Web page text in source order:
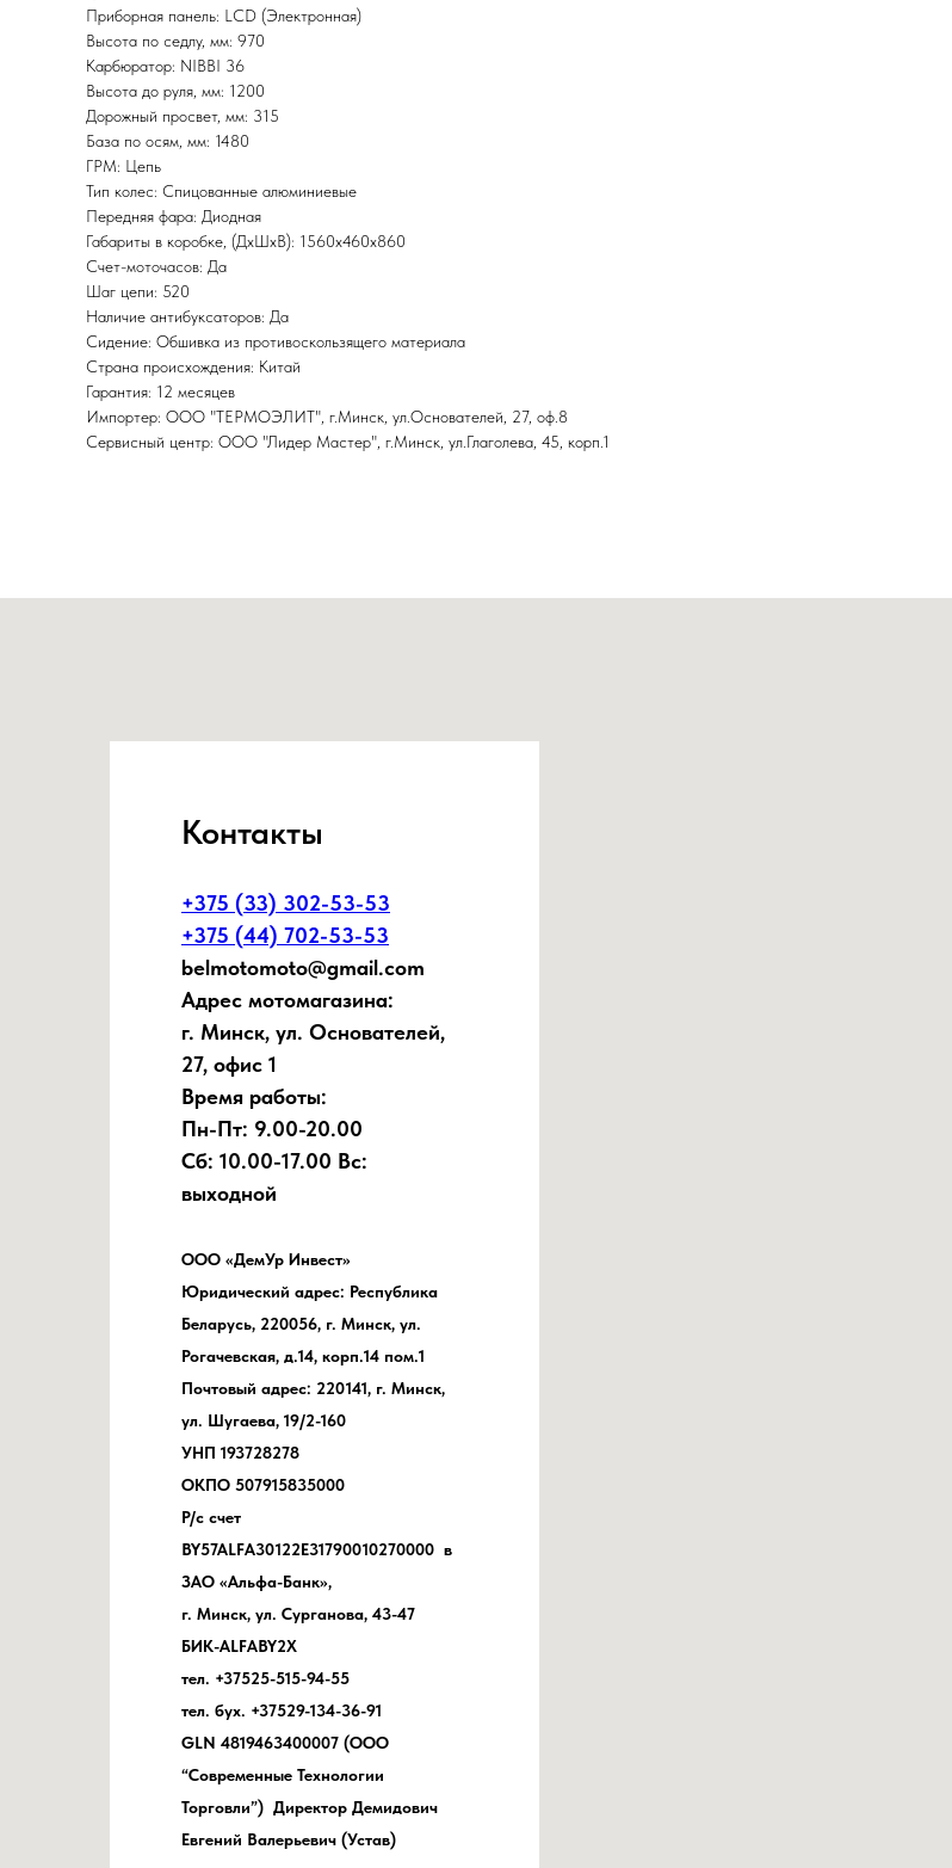
Приборная панель: LCD (Электронная)
Высота по седлу, мм: 970
Карбюратор: NIBBI 36
Высота до руля, мм: 1200
Дорожный просвет, мм: 315
База по осям, мм: 1480
ГРМ: Цепь
Тип колес: Спицованные алюминиевые
Передняя фара: Диодная
Габариты в коробке, (ДхШхВ): 1560x460x860
Счет-моточасов: Да
Шаг цепи: 520
Наличие антибуксаторов: Да
Сидение: Обшивка из противоскользящего материала
Страна происхождения: Китай
Гарантия: 12 месяцев
Импортер: ООО "ТЕРМОЭЛИТ", г.Минск, ул.Основателей, 27, оф.8
Сервисный центр: ООО "Лидер Мастер", г.Минск, ул.Глаголева, 45, корп.1
Контакты
+375 (33) 302-53-53
+375 (44) 702-53-53
belmotomoto@gmail.com
Адрес мотомагазина:
г. Минск, ул. Основателей,
27, офис 1
Время работы:
Пн-Пт: 9.00-20.00
Сб: 10.00-17.00 Вс:
выходной
ООО «ДемУр Инвест»
Юридический адрес: Республика
Беларусь, 220056, г. Минск, ул.
Рогачевская, д.14, корп.14 пом.1
Почтовый адрес: 220141, г. Минск,
ул. Шугаева, 19/2-160
УНП 193728278
ОКПО 507915835000
Р/с счет
BY57ALFA30122E31790010270000 в
ЗАО «Альфа-Банк»,
г. Минск, ул. Сурганова, 43-47
БИК-ALFABY2X
тел. +37525-515-94-55
тел. бух. +37529-134-36-91
GLN 4819463400007 (ООО
“Современные Технологии
Торговли”) Директор Демидович
Евгений Валерьевич (Устав)